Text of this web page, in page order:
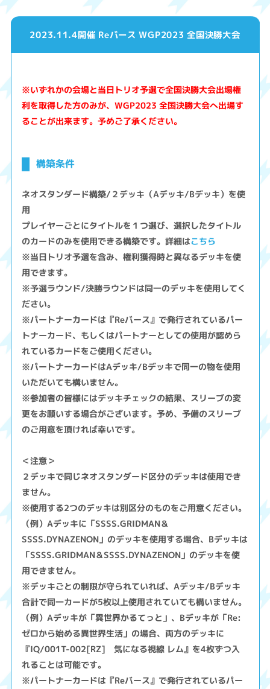
2023.11.4開催 Reバース WGP2023 全国決勝大会
※いずれかの会場と当日トリオ予選で全国決勝大会出場権
利を取得した方のみが、WGP2023 全国決勝大会へ出場す
ることが出来ます。予めご了承ください。
構築条件
ネオスタンダード構築/２デッキ（Aデッキ/Bデッキ）を使
用
プレイヤーごとにタイトルを１つ選び、選択したタイトル
のカードのみを使用できる構築です。詳細はこちら
※当日トリオ予選を含み、権利獲得時と異なるデッキを使
用できます。
※予選ラウンド/決勝ラウンドは同一のデッキを使用してく
ださい。
※パートナーカードは『Reバース』で発行されているパー
トナーカード、もしくはパートナーとしての使用が認めら
れているカードをご使用ください。
※パートナーカードはAデッキ/Bデッキで同一の物を使用
いただいても構いません。
※参加者の皆様にはデッキチェックの結果、スリーブの変
更をお願いする場合がございます。予め、予備のスリーブ
のご用意を頂ければ幸いです。
＜注意＞
２デッキで同じネオスタンダード区分のデッキは使用でき
ません。
※使用する2つのデッキは別区分のものをご用意ください。
（例）Aデッキに「SSSS.GRIDMAN＆
SSSS.DYNAZENON」のデッキを使用する場合、Bデッキは
「SSSS.GRIDMAN＆SSSS.DYNAZENON」のデッキを使
用できません。
※デッキごとの制限が守られていれば、Aデッキ/Bデッキ
合計で同一カードが5枚以上使用されていても構いません。
（例）Aデッキが「異世界かるてっと」、Bデッキが「Re:
ゼロから始める異世界生活」の場合、両方のデッキに
『IQ/001T-002[RZ] 気になる視線 レム』を4枚ずつ入
れることは可能です。
※パートナーカードは『Reバース』で発行されているパー